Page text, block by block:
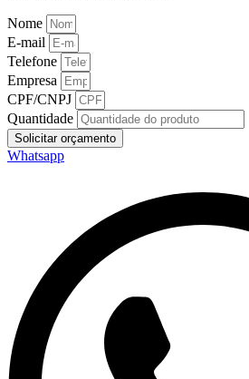
Nome
E-mail
Telefone
Empresa
CPF/CNPJ
Quantidade
Solicitar orçamento
Whatsapp